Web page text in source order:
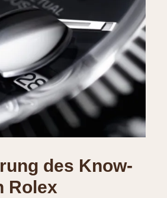
des Know-
Rolex